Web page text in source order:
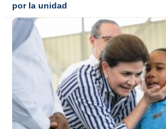
por la unidad